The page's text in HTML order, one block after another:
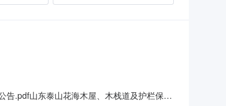
告.pdf山东泰山花海木屋、木栈道及护栏保养